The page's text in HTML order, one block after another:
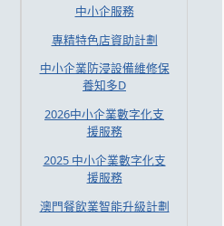
中小企服務
專精特色店資助計劃
中小企業防浸設備維修保
養知多D
2026中小企業數字化支
援服務
2025 中小企業數字化支
援服務
澳門餐飲業智能升級計劃